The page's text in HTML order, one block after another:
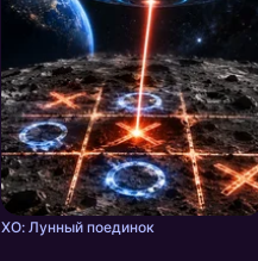
ХО: Лунный поединок